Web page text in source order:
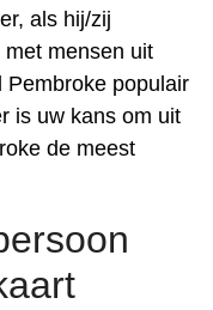
als hij/zij
mensen uit
Pembroke populair
is uw kans om uit
de meest